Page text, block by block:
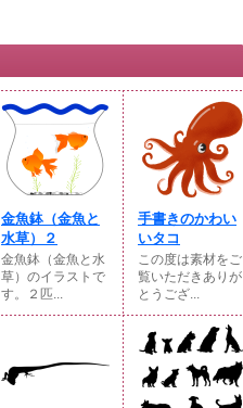
金魚鉢（金魚と
水草）２
金魚鉢（金魚と水
草）のイラストで
す。２匹...
手書きのかわい
いタコ
この度は素材をご
覧いただきありが
とうござ...